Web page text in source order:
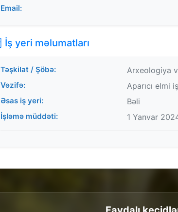
Email:
İş yeri məlumatları
Təşkilat / Şöbə: Arxeologiya
Vəzifə: Aparıcı elmi
Əsas iş yeri: Bəli
İşləmə müddəti: 1 Yanvar